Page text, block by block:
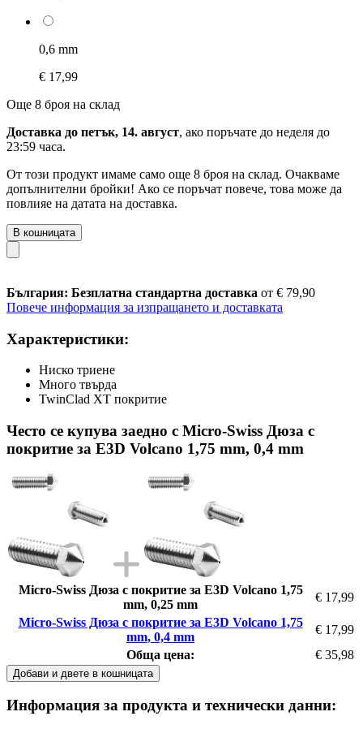
0,6 mm
€ 17,99
Още 8 броя на склад
Доставка до петък, 14. август, ако поръчате до неделя до
23:59 часа.
От този продукт имаме само още 8 броя на склад. Очакваме
допълнителни бройки! Ако се поръчат повече, това може да
повлияе на датата на доставка.
В кошницата
България: Безплатна стандартна доставка от € 79,90
Повече информация за изпращането и доставката
Характеристики:
Ниско триене
Много твърда
TwinClad XT покритие
Често се купува заедно с Micro-Swiss Дюза с
покритие за E3D Volcano 1,75 mm, 0,4 mm
Micro-Swiss Дюза с покритие за E3D Volcano 1,75
mm, 0,25 mm
€ 17,99
Micro-Swiss Дюза с покритие за E3D Volcano 1,75
mm, 0,4 mm
€ 17,99
Обща цена:
€ 35,98
Добави и двете в кошницата
Информация за продукта и технически данни: